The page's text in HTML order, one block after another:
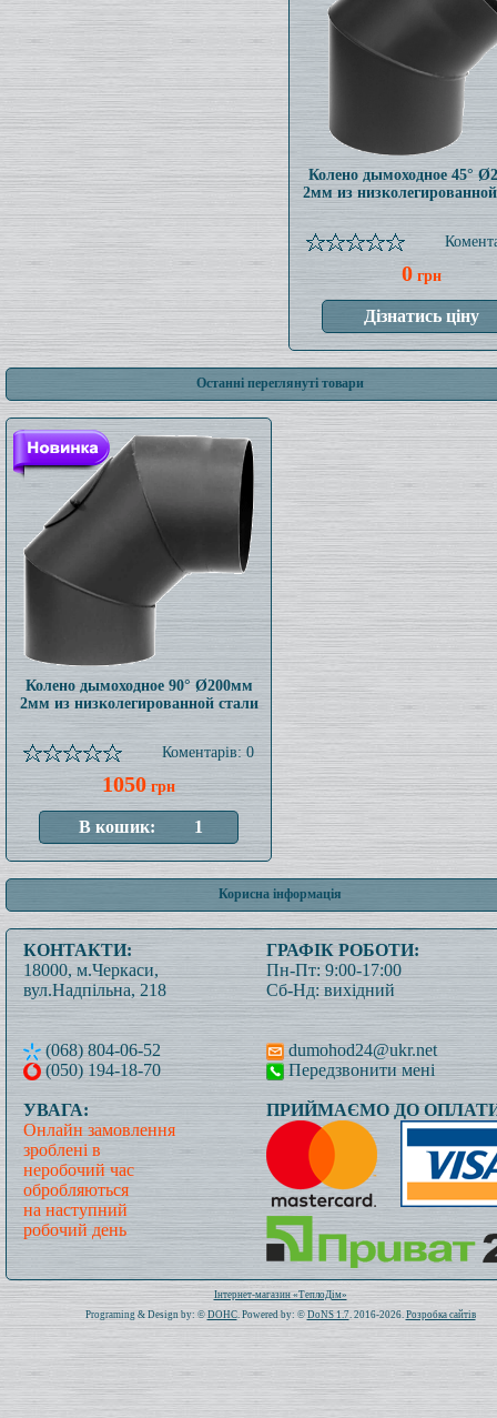
Колено дымоходное 45°
2мм из
0 грн
Останні переглянуті товари
Колено дымоходное 90° Ø200мм
2мм из низколегированной стали
Коментарів: 0
1050грн
Корисна інформація
КОНТАКТИ:
18000, м.Черкаси,
вул.Надпільна, 218
(068) 804-06-52
(050) 194-18-70
ГРАФІК РОБОТИ:
Пн-Пт: 9:00-17:00
Сб-Нд: вихідний
dumohod24@ukr.net
Передзвонити мені
УВАГА:
Онлайн замовлення
зроблені в
неробочий час
обробляються
на наступний
робочий день
ПРИЙМАЄМО ДО
Всього: 1021321 Сьогодні: 431
Інтернет-магазин «ТеплоДім»
Programing & Design by: © DOHC. Powered by: © DoNS 1.7. 2016-2026. Розробка сайтів